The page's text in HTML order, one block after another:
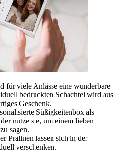
für viele Anlässe eine wunderbare
bedruckten Schachtel wird aus
Geschenk.
Süßigkeitenbox als
nutze sie, um einem lieben
sagen.
Pralinen lassen sich in der
verschenken.